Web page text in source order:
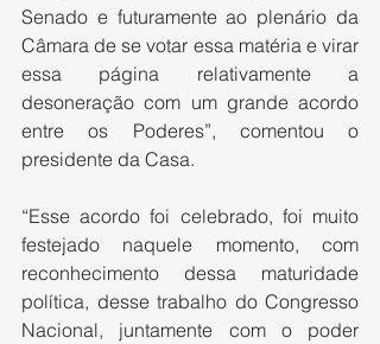
Senado e futuramente ao plenário da
Câmara de se votar essa matéria e virar
essa página relativamente a
desoneração com um grande acordo
entre os Poderes”, comentou o
presidente da Casa.
“Esse acordo foi celebrado, foi muito
festejado naquele momento, com
reconhecimento dessa maturidade
política, desse trabalho do Congresso
Nacional, juntamente com o poder